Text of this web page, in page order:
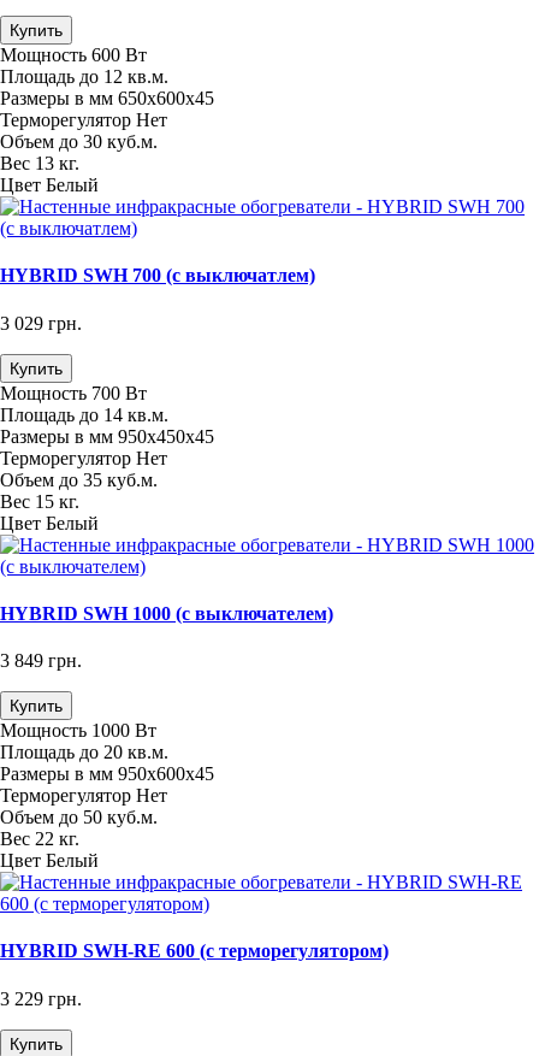
Купить
Мощность 600 Вт
Площадь до 12 кв.м.
Размеры в мм 650х600х45
Терморегулятор Нет
Объем до 30 куб.м.
Вес 13 кг.
Цвет Белый
HYBRID SWH 700 (с выключатлем)
3 029 грн.
Купить
Мощность 700 Вт
Площадь до 14 кв.м.
Размеры в мм 950х450х45
Терморегулятор Нет
Объем до 35 куб.м.
Вес 15 кг.
Цвет Белый
HYBRID SWH 1000 (с выключателем)
3 849 грн.
Купить
Мощность 1000 Вт
Площадь до 20 кв.м.
Размеры в мм 950х600х45
Терморегулятор Нет
Объем до 50 куб.м.
Вес 22 кг.
Цвет Белый
HYBRID SWH-RE 600 (с терморегулятором)
3 229 грн.
Купить